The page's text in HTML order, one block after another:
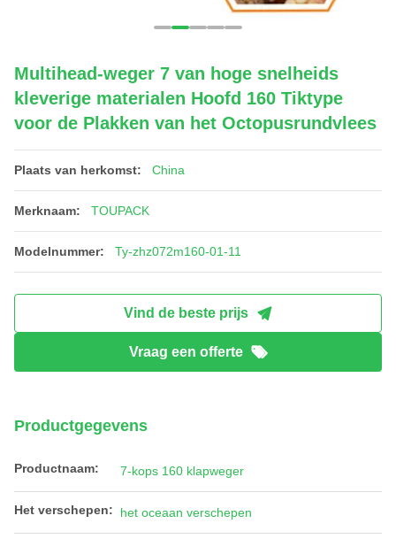
Multihead-weger 7 van hoge snelheids
kleverige materialen Hoofd 160 Tiktype
voor de Plakken van het Octopusrundvlees
Plaats van herkomst: China
Merknaam: TOUPACK
Modelnummer: Ty-zhz072m160-01-11
Vind de beste prijs
Vraag een offerte
Productgegevens
Productnaam: 7-kops 160 klapweger
Het verschepen: het oceaan verschepen